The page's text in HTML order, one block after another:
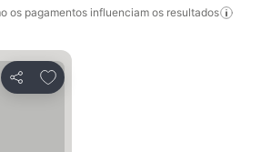
os pagamentos influenciam os resultados
Partilhar
Adicionar aos favoritos